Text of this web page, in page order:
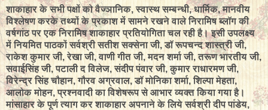
शाकाहार के सभी पक्षों को वैज्ञानिक, स्वास्थ सम्बन्धी, धार्मिक, मानवीय
विश्लेषण करके तथ्यों के प्रकाश में सामने रखने वाले निरामिष ब्लॉग की
वर्षगांठ पर एक निरामिष शाकाहार प्रतियोगिता चल रही है। इसी उपलक्ष्य
में नियमित पाठकों सर्वश्री सतीश सक्सेना जी, डॉ रूपचन्द शास्त्री जी,
राकेश कुमार जी, रेखा जी, वाणी गीत जी, मदन शर्मा जी, तरूण भारतीय जी,
सवाईसिंह जी, पटाली द विलेज, संदीप पंवार जी, कुमार राधारमण जी,
विरेन्द्र सिंह चौहान, गौरव अग्रवाल, डॉ मोनिका शर्मा, शिल्पा मेहता,
आलोक मोहन, प्रश्नवादी का विशेषरूप से आभार व्यक्त किया गया है।
मांसाहार के पूर्ण त्याग कर शाकाहार अपनाने के लिये सर्वश्री दीप पांडेय,